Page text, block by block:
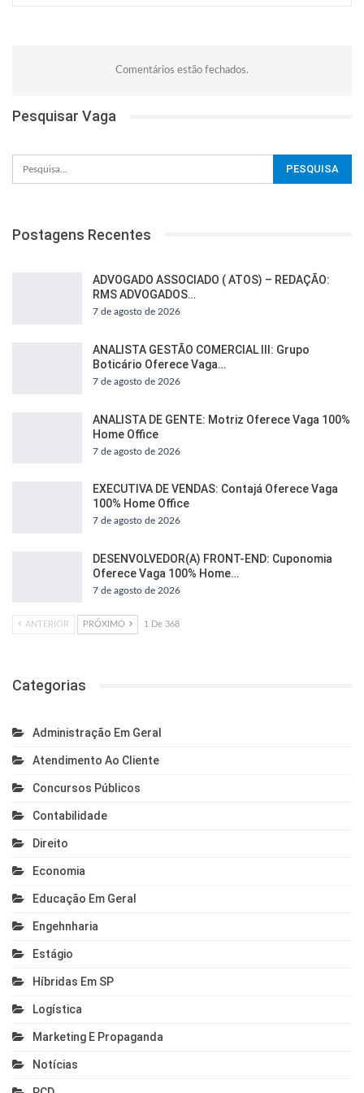
Comentários estão fechados.
Pesquisar Vaga
Postagens Recentes
ADVOGADO ASSOCIADO ( ATOS) – REDAÇÃO:
RMS ADVOGADOS…
7 de agosto de 2026
ANALISTA GESTÃO COMERCIAL III: Grupo
Boticário Oferece Vaga…
7 de agosto de 2026
ANALISTA DE GENTE: Motriz Oferece Vaga 100%
Home Office
7 de agosto de 2026
EXECUTIVA DE VENDAS: Contajá Oferece Vaga
100% Home Office
7 de agosto de 2026
DESENVOLVEDOR(A) FRONT-END: Cuponomia
Oferece Vaga 100% Home…
7 de agosto de 2026
ANTERIOR PRÓXIMO 1 De 368
Categorias
Administração Em Geral
Atendimento Ao Cliente
Concursos Públicos
Contabilidade
Direito
Economia
Educação Em Geral
Engehnharia
Estágio
Híbridas Em SP
Logística
Marketing E Propaganda
Notícias